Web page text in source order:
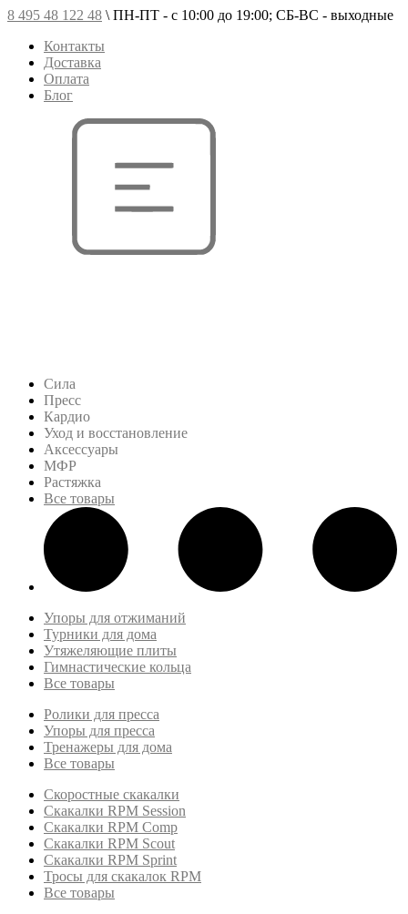
8 495 48 122 48 \ ПН-ПТ - с 10:00 до 19:00; СБ-ВС - выходные
Контакты
Доставка
Оплата
Блог
Сила
Пресс
Кардио
Уход и восстановление
Аксессуары
МФР
Растяжка
Все товары
Упоры для отжиманий
Турники для дома
Утяжеляющие плиты
Гимнастические кольца
Все товары
Ролики для пресса
Упоры для пресса
Тренажеры для дома
Все товары
Скоростные скакалки
Скакалки RPM Session
Скакалки RPM Comp
Скакалки RPM Scout
Скакалки RPM Sprint
Тросы для скакалок RPM
Все товары